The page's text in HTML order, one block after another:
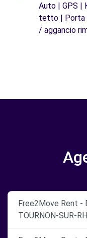
Auto | GPS |
tetto | Porta
/ aggancio
Free2Move Rent -
TOURNON-SUR-